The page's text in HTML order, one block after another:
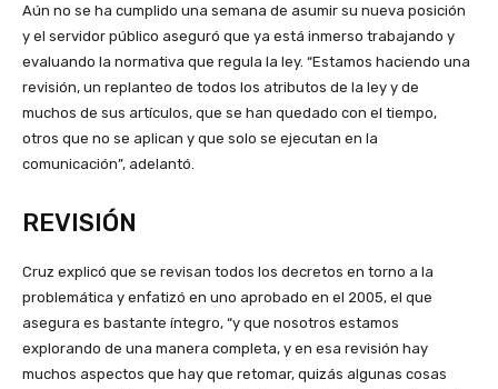
Aún no se ha cumplido una semana de asumir su nueva posición
y el servidor público aseguró que ya está inmerso trabajando y
evaluando la normativa que regula la ley. “Estamos haciendo una
revisión, un replanteo de todos los atributos de la ley y de
muchos de sus artículos, que se han quedado con el tiempo,
otros que no se aplican y que solo se ejecutan en la
comunicación”, adelantó.
REVISIÓN
Cruz explicó que se revisan todos los decretos en torno a la
problemática y enfatizó en uno aprobado en el 2005, el que
asegura es bastante íntegro, “y que nosotros estamos
explorando de una manera completa, y en esa revisión hay
muchos aspectos que hay que retomar, quizás algunas cosas